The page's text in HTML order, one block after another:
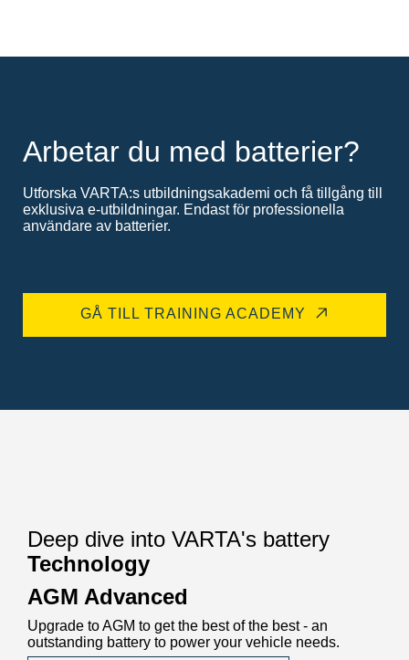
Arbetar du med batterier?
Utforska VARTA:s utbildningsakademi och få tillgång till
exklusiva e-utbildningar. Endast för professionella
användare av batterier.
GÅ TILL TRAINING ACADEMY
Deep dive into VARTA's battery
Technology
AGM Advanced
Upgrade to AGM to get the best of the best - an
outstanding battery to power your vehicle needs.